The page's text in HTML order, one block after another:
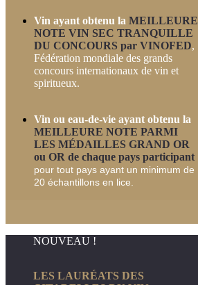
Vin ayant obtenu la MEILLEURE
NOTE VIN SEC TRANQUILLE
DU CONCOURS par VINOFED,
Fédération mondiale des grands
concours internationaux de vin et
spiritueux.
Vin ou eau-de-vie ayant obtenu la
MEILLEURE NOTE PARMI
LES MÉDAILLES GRAND OR
ou OR de chaque pays participant
pour tout pays ayant un minimum de
20 échantillons en lice.
NOUVEAU !
LES LAURÉATS DES